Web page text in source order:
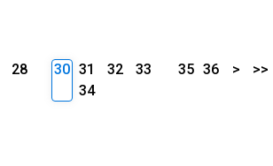
28
30 31 32
33
34
35 36 > >>